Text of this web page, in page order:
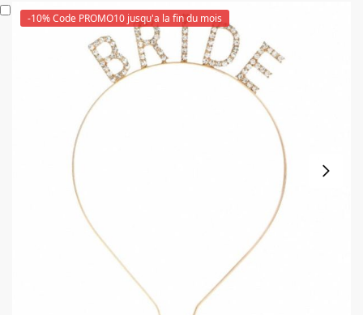
-10% Code PROMO10 jusqu'a la fin du mois